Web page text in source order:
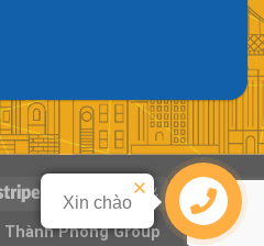
Thành Phong Group
Liên hệ
Xin chào